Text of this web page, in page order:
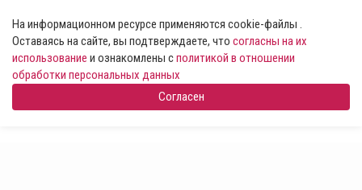
На информационном ресурсе применяются cookie-файлы .
Оставаясь на сайте, вы подтверждаете, что согласны на их
использование и ознакомлены сполитикой в отношении
обработки персональных данных
Согласен